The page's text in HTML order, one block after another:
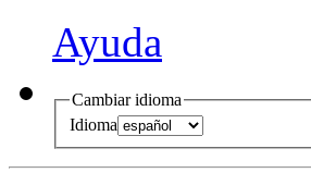
Ayuda
Cambiar idioma
Idioma